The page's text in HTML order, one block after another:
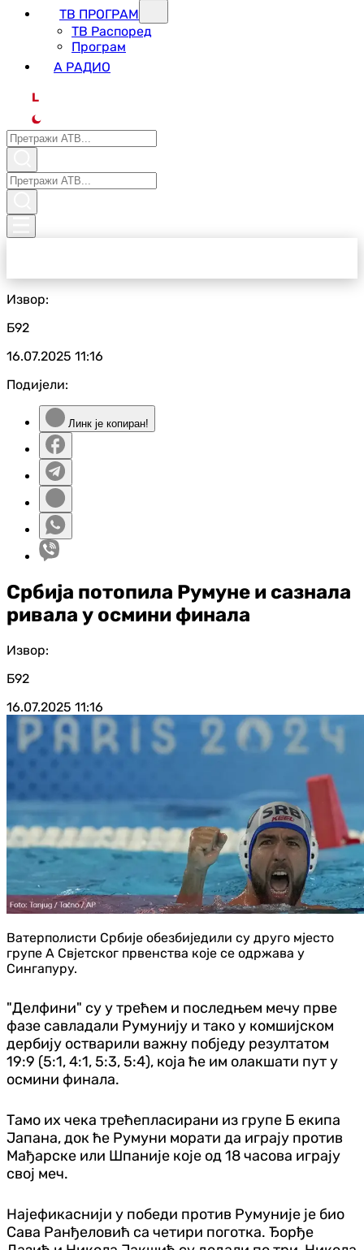
ТВ ПРОГРАМ
ТВ Распоред
Програм
А РАДИО
L
Извор:
Б92
16.07.2025 11:16
Подијели:
Линк је копиран!
Србија потопила Румуне и сазнала
ривала у осмини финала
Извор:
Б92
16.07.2025 11:16
Ватерполисти Србије обезбиједили су друго мјесто
групе А Свјетског првенства које се одржава у
Сингапуру.
"Делфини" су у трећем и последњем мечу прве
фазе савладали Румунију и тако у комшијском
дербију остварили важну побједу резултатом
19:9 (5:1, 4:1, 5:3, 5:4), која ће им олакшати пут у
осмини финала.
Тамо их чека трећепласирани из групе Б екипа
Јапана, док ће Румуни морати да играју против
Мађарске или Шпаније које од 18 часова играју
свој меч.
Најефикаснији у победи против Румуније је био
Сава Ранђеловић са четири поготка. Ђорђе